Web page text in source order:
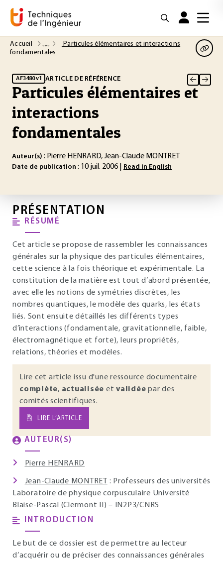
Accueil
Particules élémentaires et interactions
fondamentales
AF3480 v1 ARTICLE DE RÉFÉRENCE
Particules élémentaires et
interactions
fondamentales
Auteur(s) : Pierre HENRARD, Jean-Claude MONTRET
Date de publication : 10 juil. 2006 | Read in English
PRÉSENTATION
RÉSUMÉ
Cet article se propose de rassembler les connaissances
générales sur la physique des particules élémentaires,
cette science à la fois théorique et expérimentale. La
constitution de la matière est tout d’abord présentée,
avec elle les notions de symétries discrètes, les
nombres quantiques, le modèle des quarks, les états
liés. Sont ensuite détaillés les différents types
d’interactions (fondamentale, gravitationnelle, faible,
électromagnétique et forte), leurs propriétés,
relations, théories et modèles.
Lire cet article issu d'une ressource documentaire
complète, actualisée et validée par des
comités scientifiques.
LIRE L’ARTICLE
AUTEUR(S)
Pierre HENRARD
Jean-Claude MONTRET
: Professeurs des universités
Laboratoire de physique corpusculaire Université
Blaise-Pascal (Clermont II) – IN2P3/CNRS
INTRODUCTION
Le but de ce dossier est de permettre au lecteur
d’acquérir ou de préciser des connaissances générales